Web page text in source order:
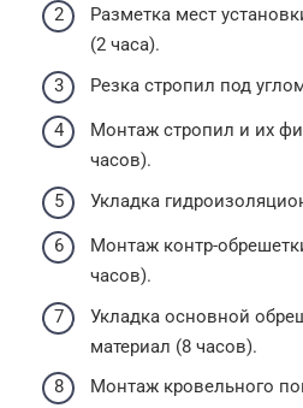
Разметка мест
(2 часа).
Резка стропил под
Монтаж стропил и их
часов).
Укладка
Монтаж контр-
часов).
Укладка основной
материал (8 часов).
Монтаж кровельного